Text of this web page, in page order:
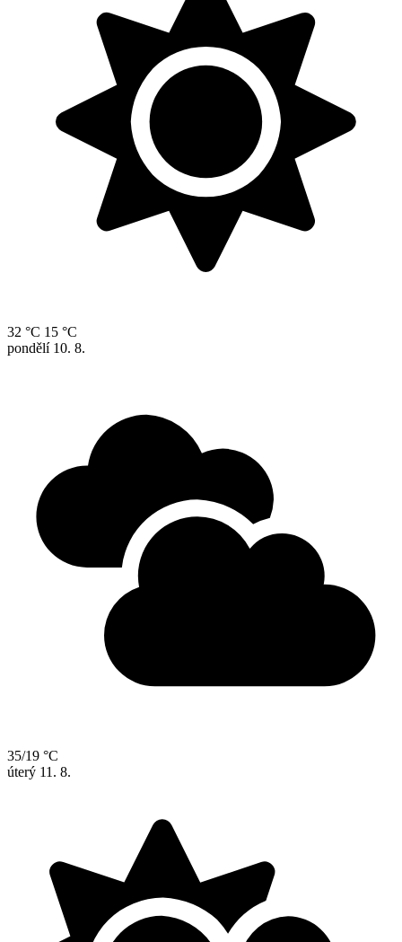
32 °C 15 °C
pondělí 10. 8.
35/19 °C
úterý 11. 8.